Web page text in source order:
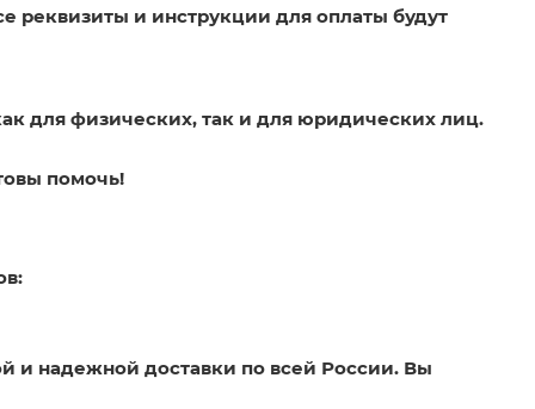
реквизиты и инструкции для оплаты будут
для физических, так и для юридических лиц.
помочь!
и надежной доставки по всей России. Вы